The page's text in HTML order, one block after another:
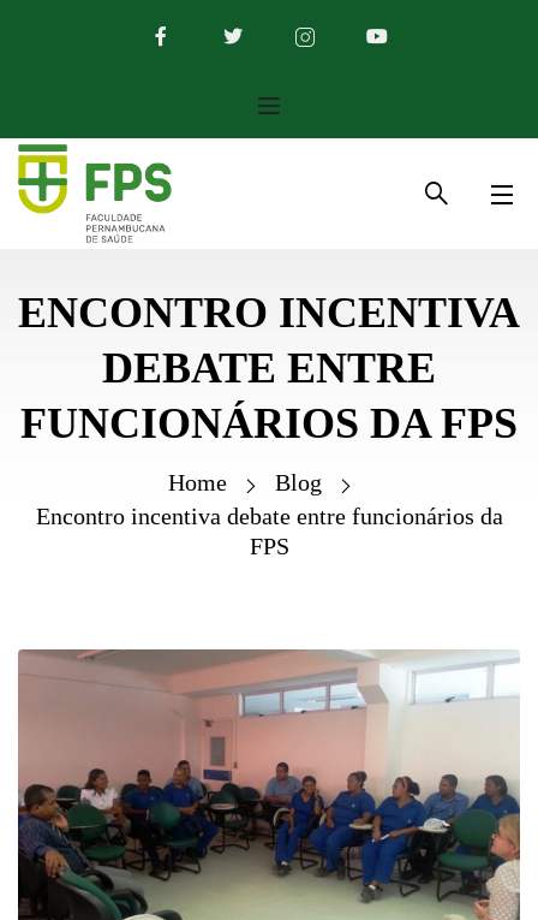
ENCONTRO INCENTIVA
DEBATE ENTRE
FUNCIONÁRIOS DA FPS
Home
Blog
Encontro incentiva debate entre funcionários da
FPS